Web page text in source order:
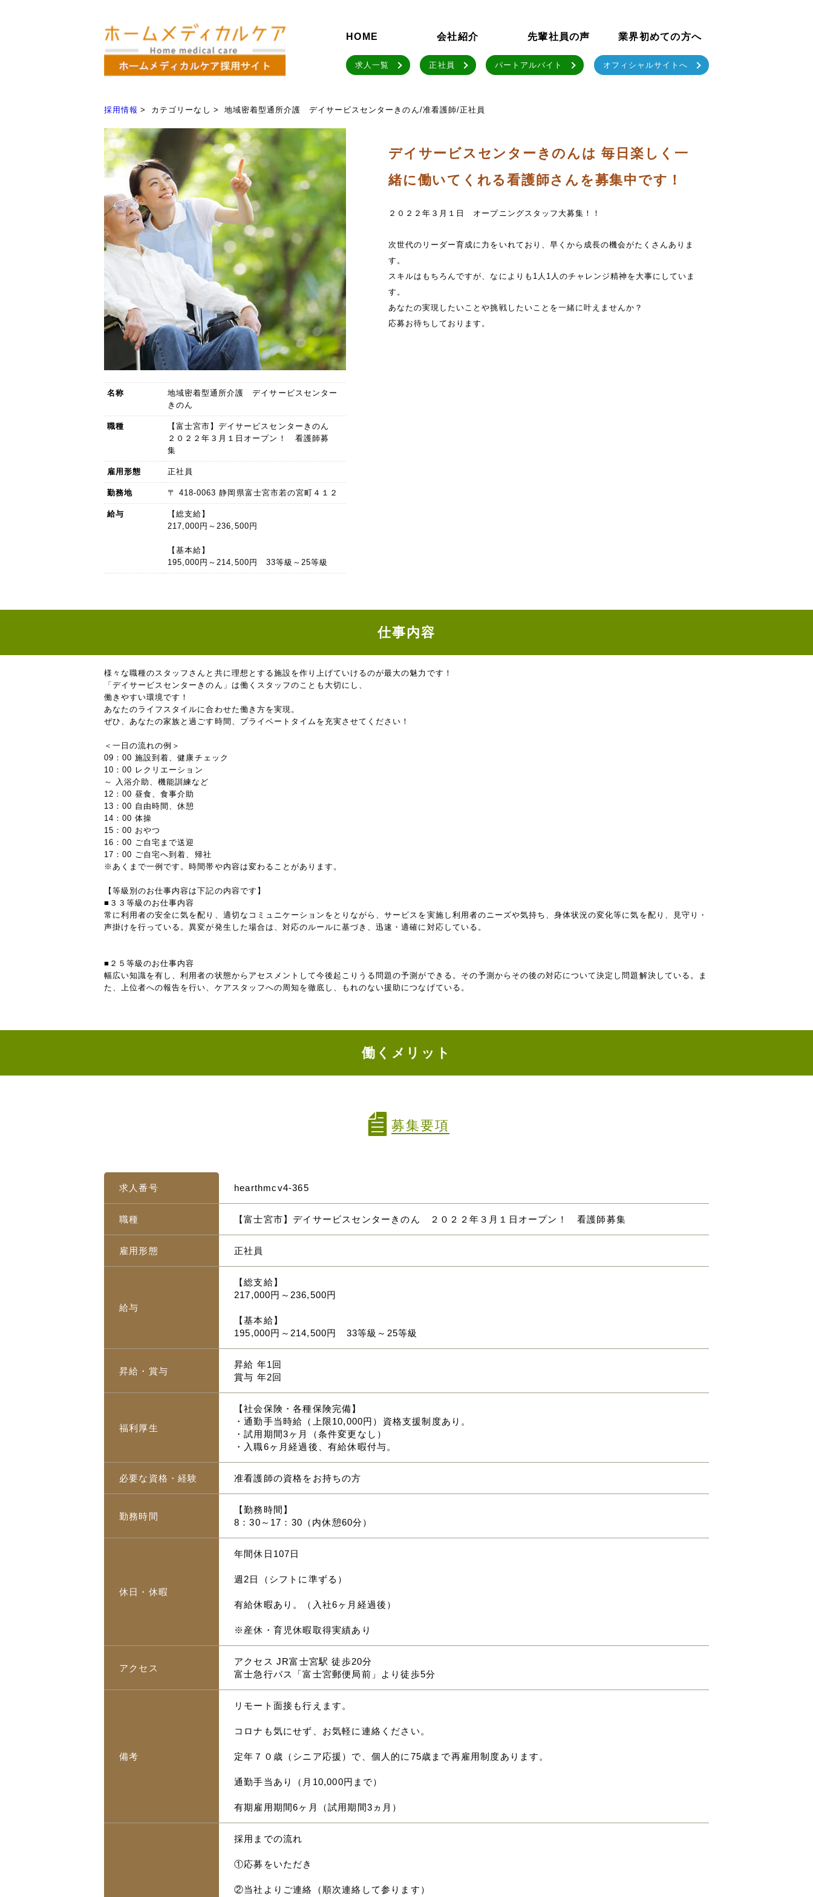
HOME 会社紹介 先輩社員の声 業界初めての方へ
求人一覧 正社員 パートアルバイト オフィシャルサイトへ
採用情報 カテゴリーなし 地域密着型通所介護 デイサービスセンターきのん/准看護師/正社員
名称
地域密着型通所介護 デイサービスセンター
きのん
職種
【富士宮市】デイサービスセンターきのん
２０２２年３月１日オープン！ 看護師募
集
雇用形態 正社員
勤務地 〒 418-0063 静岡県富士宮市若の宮町４１２
給与
【総支給】
217,000円～236,500円
【基本給】
195,000円～214,500円 33等級～25等級
デイサービスセンターきのんは 毎日楽しく一
緒に働いてくれる看護師さんを募集中です！
２０２２年３月１日 オープニングスタッフ大募集！！
次世代のリーダー育成に力をいれており、早くから成長の機会がたくさんありま
す。
スキルはもちろんですが、なによりも1人1人のチャレンジ精神を大事にしていま
す。
あなたの実現したいことや挑戦したいことを一緒に叶えませんか？
応募お待ちしております。
仕事内容
様々な職種のスタッフさんと共に理想とする施設を作り上げていけるのが最大の魅力です！
「デイサービスセンターきのん」は働くスタッフのことも大切にし、
働きやすい環境です！
あなたのライフスタイルに合わせた働き方を実現。
ぜひ、あなたの家族と過ごす時間、プライベートタイムを充実させてください！
＜一日の流れの例＞
09：00 施設到着、健康チェック
10：00 レクリエーション
～ 入浴介助、機能訓練など
12：00 昼食、食事介助
13：00 自由時間、休憩
14：00 体操
15：00 おやつ
16：00 ご自宅まで送迎
17：00 ご自宅へ到着、帰社
※あくまで一例です。時間帯や内容は変わることがあります。
【等級別のお仕事内容は下記の内容です】
■３３等級のお仕事内容
常に利用者の安全に気を配り、適切なコミュニケーションをとりながら、サービスを実施し利用者のニーズや気持ち、身体状況の変化等に気を配り、見守り・
声掛けを行っている。異変が発生した場合は、対応のルールに基づき、迅速・適確に対応している。
■２５等級のお仕事内容
幅広い知識を有し、利用者の状態からアセスメントして今後起こりうる問題の予測ができる。その予測からその後の対応について決定し問題解決している。ま
た、上位者への報告を行い、ケアスタッフへの周知を徹底し、もれのない援助につなげている。
働くメリット
募集要項
求人番号 hearthmcv4-365
職種 【富士宮市】デイサービスセンターきのん ２０２２年３月１日オープン！ 看護師募集
雇用形態 正社員
給与
【総支給】
217,000円～236,500円
【基本給】
195,000円～214,500円 33等級～25等級
昇給・賞与
昇給 年1回
賞与 年2回
福利厚生
【社会保険・各種保険完備】
・通勤手当時給（上限10,000円）資格支援制度あり。
・試用期間3ヶ月（条件変更なし）
・入職6ヶ月経過後、有給休暇付与。
必要な資格・経験 准看護師の資格をお持ちの方
勤務時間
【勤務時間】
8：30～17：30（内休憩60分）
休日・休暇
年間休日107日
週2日（シフトに準ずる）
有給休暇あり。（入社6ヶ月経過後）
※産休・育児休暇取得実績あり
アクセス
アクセス JR富士宮駅 徒歩20分
富士急行バス「富士宮郵便局前」より徒歩5分
備考
リモート面接も行えます。
コロナも気にせず、お気軽に連絡ください。
定年７０歳（シニア応援）で、個人的に75歳まで再雇用制度あります。
通勤手当あり（月10,000円まで）
有期雇用期間6ヶ月（試用期間3ヵ月）
採用までの流れ
①応募をいただき
②当社よりご連絡（順次連絡して参ります）